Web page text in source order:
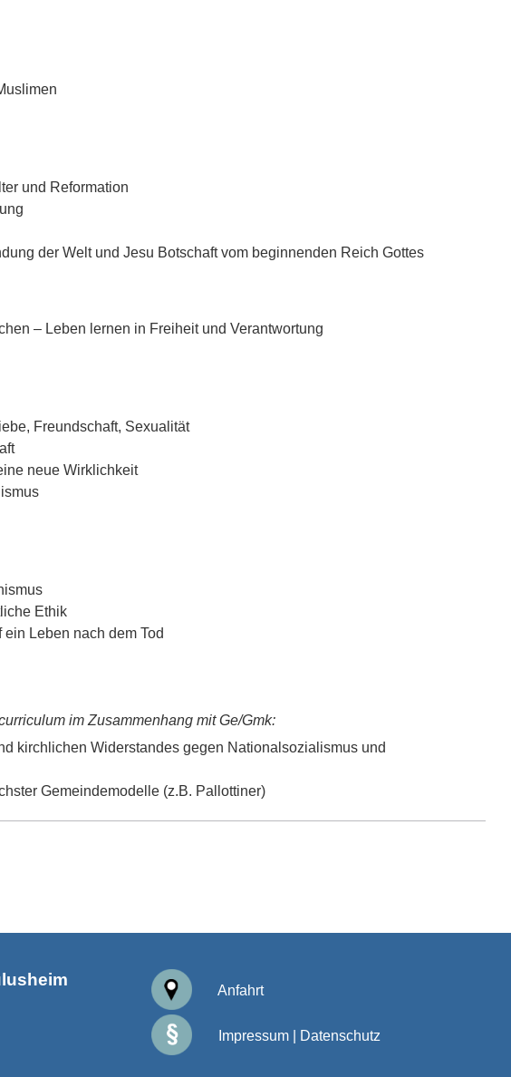
und Reformation
der Welt und Jesu Botschaft vom beginnenden Reich Gottes
– Leben lernen in Freiheit und Verantwortung
Freundschaft, Sexualität
neue Wirklichkeit
Ethik
ein Leben nach dem Tod
im Zusammenhang mit Ge/Gmk:
kirchlichen Widerstandes gegen Nationalsozialismus und
Gemeindemodelle (z.B. Pallottiner)
Anfahrt
Impressum| Datenschutz